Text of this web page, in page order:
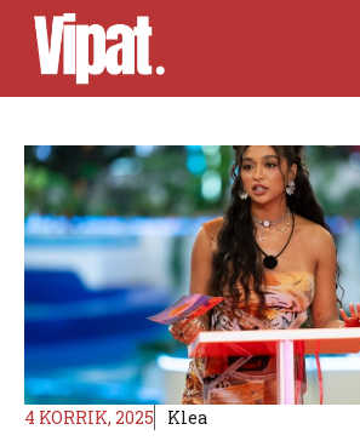
Skip
content
4 KORRIK, 2025 Klea